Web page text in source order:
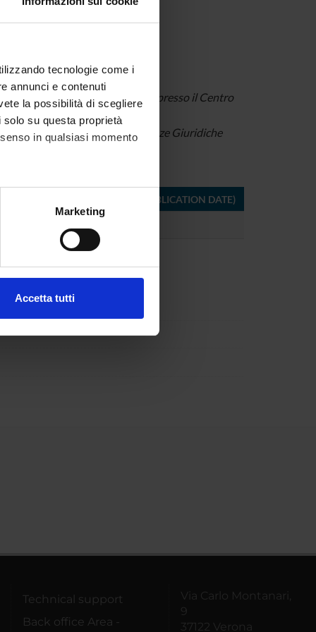
tecnologie come i
annunci e contenuti
la possibilità di scegliere
su questa proprietà
in qualsiasi momento
metro,Marketing
Accetta tutti
in età moderna”, accreditato presso il Centro
–2022 del Dipartimento di Scienze Giuridiche
FORMAT (LANGUAGE, SIZE, PUBLICATION DATE)
Technical support
Back office Area -
Via Carlo Montanari,
9
37122 Verona